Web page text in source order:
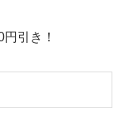
引き！